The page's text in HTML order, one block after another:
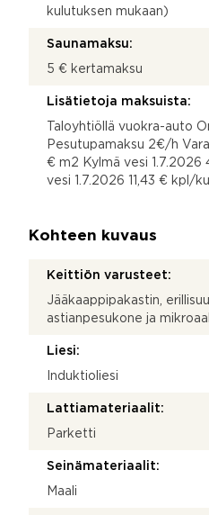
kulutuksen mukaan)
Saunamaksu:
5 € kertamaksu
Lisätietoja maksuista:
Taloyhtiöllä vuokra-auto
Pesutupamaksu 2€/h
€ m2 Kylmä vesi
vesi 1.7.2026 11,43 € kpl/
Kohteen kuvaus
Keittiön varusteet:
Jääkaappipakastin,
astianpesukone ja
Liesi:
Induktioliesi
Lattiamateriaalit:
Parketti
Seinämateriaalit:
Maali